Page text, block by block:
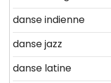
danse indienne
danse jazz
danse latine